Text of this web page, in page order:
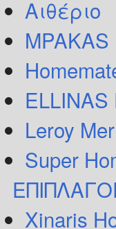
Αιθέριο
MPAKAS
ELLINAS
Leroy
Super
Xinaris